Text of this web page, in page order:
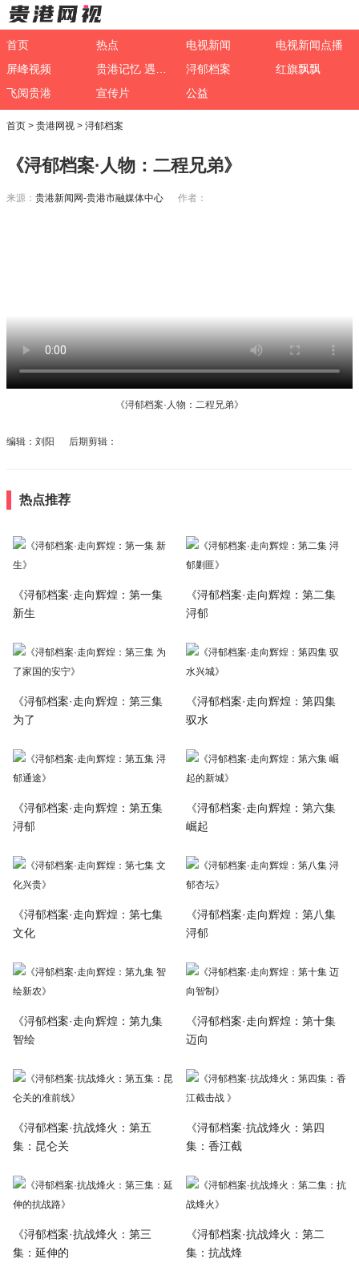
首页 热点 电视新闻
电视新闻点播
屏峰视频
浔郁档案
红旗飘飘
飞阅贵港
宣传片 公益
首页 > 贵港网视 > 浔郁档案
《浔郁档案·人物：二程兄弟》
来源： 贵港新闻网-贵港市融媒体中心 作者：
《浔郁档案·人物：二程兄弟》
编辑：刘阳 后期剪辑：
热点推荐
《浔郁档案·走向辉煌：第一集
新生
《浔郁档案·走向辉煌：第二集
浔郁
《浔郁档案·走向辉煌：第三集
为了
《浔郁档案·走向辉煌：第四集
驭水
《浔郁档案·走向辉煌：第五集
浔郁
《浔郁档案·走向辉煌：第六集
崛起
《浔郁档案·走向辉煌：第七集
文化
《浔郁档案·走向辉煌：第八集
浔郁
《浔郁档案·走向辉煌：第九集
智绘
《浔郁档案·走向辉煌：第十集
迈向
《浔郁档案·抗战烽火：第五
集：昆仑关
《浔郁档案·抗战烽火：第四
集：香江截
《浔郁档案·抗战烽火：第三
集：延伸的
《浔郁档案·抗战烽火：第二
集：抗战烽